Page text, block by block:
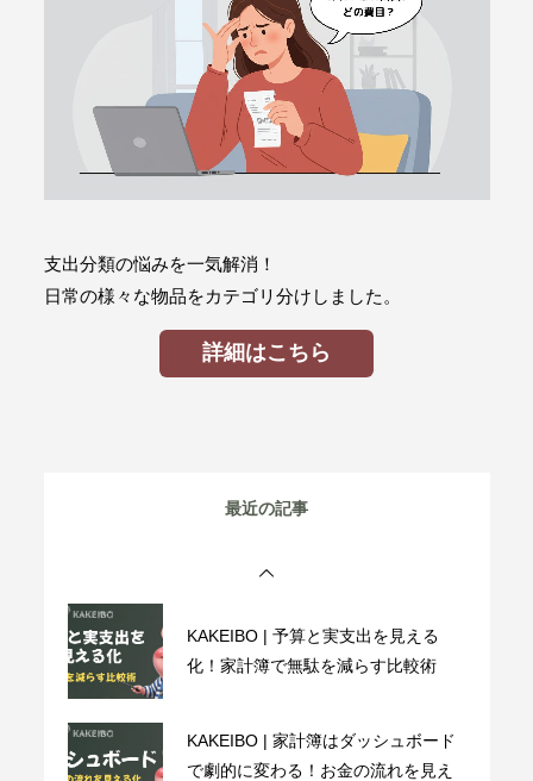
支出分類の悩みを一気解消！
日常の様々な物品をカテゴリ分けしました。
詳細はこちら
最近の記事
KAKEIBO | 予算と実支出を見える
KAKEIBO | 家計簿はダッシュボード
で劇的に変わる！お金の流れを見え
KAKEIBO | PRO/LiGHT流予算設定：
KAKEIBO | 家計簿は「分析」で差が
KAKEIBO | 予算と実支出を見える
化！家計簿で無駄を減らす比較術
KAKEIBO | 家計簿はダッシュボード
で劇的に変わる！お金の流れを見え